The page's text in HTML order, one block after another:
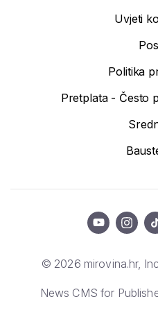
Uvjeti
Politika
Pretplata - Često
© 2026 mirovina.hr,
News CMS for